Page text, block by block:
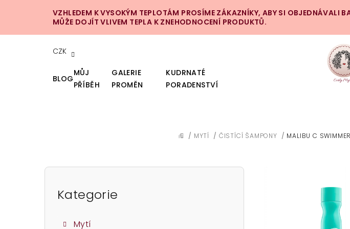
VZHLEDEM K VYSOKÝM TEPLOTÁM PROSÍME ZÁKAZNÍKY, ABY SI OBJEDNÁVALI
MŮŽE DOJÍT VLIVEM TEPLA K ZNEHODNOCENÍ PRODUKTŮ.
CZK
BLOG
MŮJ
PŘÍBĚH
GALERIE
PROMĚN
KUDRNATÉ
PORADENSTVÍ
DOMŮ
/ MYTÍ / ČISTÍCÍ ŠAMPONY / MALIBU C
P
Přeskočit
kategorie
Kategorie
Mytí